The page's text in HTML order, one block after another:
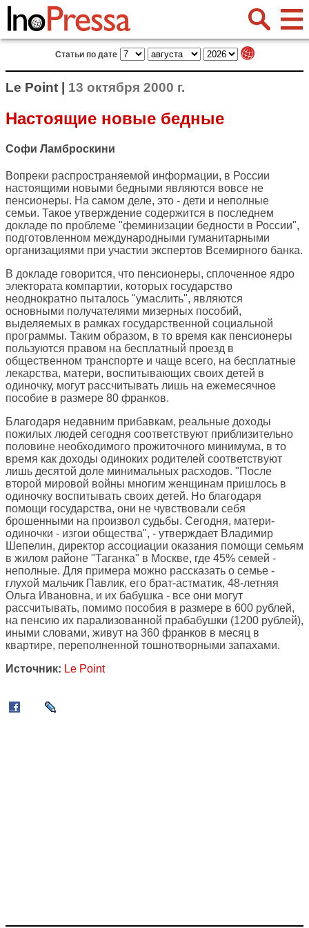
Статьи по дате
Le Point | 13 октября 2000 г.
Настоящие новые бедные
Софи Ламброскини
Вопреки распространяемой информации, в России
настоящими новыми бедными являются вовсе не
пенсионеры. На самом деле, это - дети и неполные
семьи. Такое утверждение содержится в последнем
докладе по проблеме "феминизации бедности в России",
подготовленном международными гуманитарными
организациями при участии экспертов Всемирного банка.
В докладе говорится, что пенсионеры, сплоченное ядро
электората компартии, которых государство
неоднократно пыталось "умаслить", являются
основными получателями мизерных пособий,
выделяемых в рамках государственной социальной
программы. Таким образом, в то время как пенсионеры
пользуются правом на бесплатный проезд в
общественном транспорте и чаще всего, на бесплатные
лекарства, матери, воспитывающих своих детей в
одиночку, могут рассчитывать лишь на ежемесячное
пособие в размере 80 франков.
Благодаря недавним прибавкам, реальные доходы
пожилых людей сегодня соответствуют приблизительно
половине необходимого прожиточного минимума, в то
время как доходы одиноких родителей соответствуют
лишь десятой доле минимальных расходов. "После
второй мировой войны многим женщинам пришлось в
одиночку воспитывать своих детей. Но благодаря
помощи государства, они не чувствовали себя
брошенными на произвол судьбы. Сегодня, матери-
одиночки - изгои общества", - утверждает Владимир
Шепелин, директор ассоциации оказания помощи семьям
в жилом районе "Таганка" в Москве, где 45% семей -
неполные. Для примера можно рассказать о семье -
глухой мальчик Павлик, его брат-астматик, 48-летняя
Ольга Ивановна, и их бабушка - все они могут
рассчитывать, помимо пособия в размере в 600 рублей,
на пенсию их парализованной прабабушки (1200 рублей),
иными словами, живут на 360 франков в месяц в
квартире, переполненной тошнотворными запахами.
Источник: Le Point